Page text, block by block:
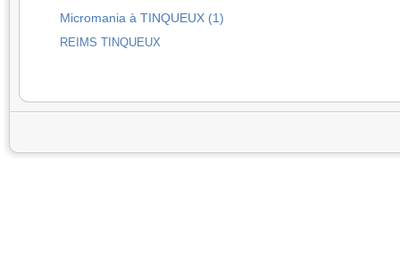
Micromania à TINQUEUX (1)
REIMS TINQUEUX